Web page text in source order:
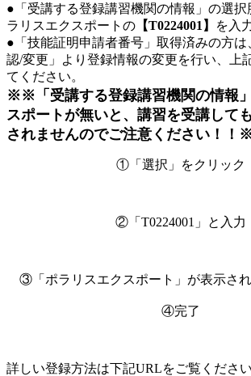
●「受講する登録講習機関の情報」の選択
ラリスエクスポートの 【T0224001】
を入
●「技能証明申請者番号」取得済みの方は
認/変更」より登録情報の変更を行い、上
てください。
※※「受講する登録講習機関の情報
スポートが無いと、講習を受講して
されませんのでご注意ください！
①「選択」をクリック
②「T0224001」と入力
③「ポラリスエクスポート」が表示さ
④完了
詳しい登録方法は下記URLをご覧ください